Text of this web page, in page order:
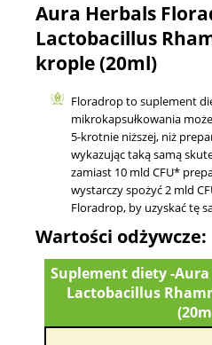
Aura Herbals
Lactobacillus
krople (20ml)
Floradrop to suplement
mikrokapsułkowania
5-krotnie niższej, niż
wykazując taką samą
zamiast 10 mld CFU*
wystarczy spożyć 2 mld
Floradrop, by uzyskać tę
Wartości odżywcze:
Suplement diety -
Lactobacillus